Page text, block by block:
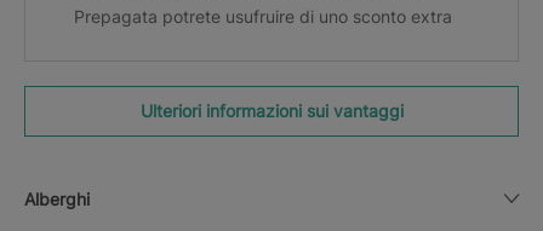
Prepagata potrete usufruire di uno sconto extra
Ulteriori informazioni sui vantaggi
Alberghi